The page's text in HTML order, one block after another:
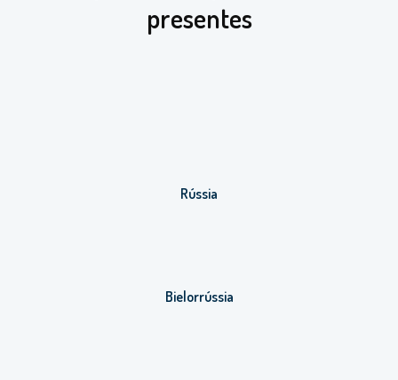
presentes
Rússia
Bielorrússia